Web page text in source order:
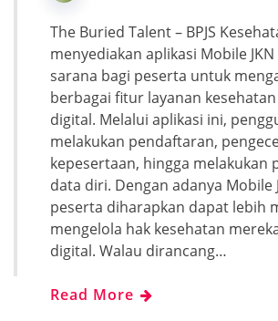
The Buried Talent – BPJS
menyediakan aplikasi Mobile
sarana bagi peserta untuk
berbagai fitur layanan
digital. Melalui aplikasi ini,
melakukan pendaftaran,
kepesertaan, hingga melakukan
data diri. Dengan adanya Mobile
peserta diharapkan dapat lebih
mengelola hak kesehatan
digital. Walau dirancang…
Read More